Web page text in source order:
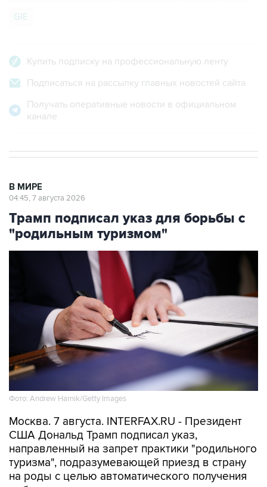
Подписаться на рассылку главных новостей сайта
Получать оперативные новости в официальном
Трамп подписал указ для борьбы с
"родильным туризмом"
Фото: Andrew Harnik/Getty Images
Москва. 7 августа. INTERFAX.RU - Президент
направленный на запрет практики "родильного
туризма", подразумевающей приезд в страну
на роды с целью автоматического получения
ребенком американского гражданства,
сообщаетсяна сайте Белого дома.